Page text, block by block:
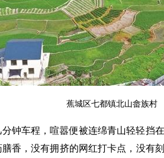
蕉城区七都镇北山畲族村
钟车程，喧嚣便被连绵青山轻轻挡
香，没有拥挤的网红打卡点，没有